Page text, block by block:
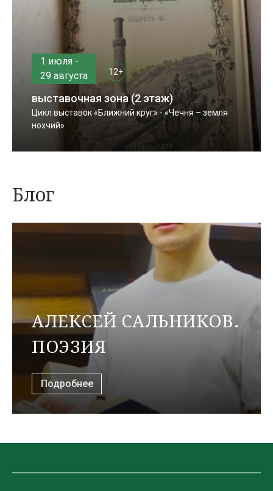
1 июля -
29 августа
12+
выставочная зона (2 этаж)
Цикл выставок «Ближний круг» - «Чечня – земля
нохчий»
Блог
АЛЕКСЕЙ САЛЬНИКОВ.
ПОЭЗИЯ
Подробнее